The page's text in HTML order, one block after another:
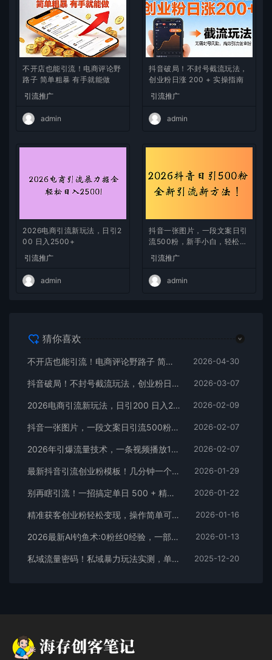
不开店也能引流！电商评论野
路子 简单粗暴 有手就能做
引流推广
admin
抖音破局！不封号截流玩法，
创业粉日涨 200 + 实操指南
引流推广
admin
2026电商引流新玩法，日引2
00 日入2500+
引流推广
admin
抖音一张图片，一段文案日引
流500粉，新手小白，轻松上
引流推广
admin
猜你喜欢
不开店也能引流！电商评论野路子 简单粗暴 有手就能做 2026-04-30
抖音破局！不封号截流玩法，创业粉日涨 200 + 实操指南 2026-03-07
2026电商引流新玩法，日引200 日入2500+ 2026-02-09
抖音一张图片，一段文案日引流500粉，新手小白，轻松上手 2026-02-07
2026年引爆流量技术，一条视频播放100W＋，无脑发，小白轻松上手 2026-02-07
最新抖音引流创业粉模板！几分钟一个视频，非常暴力，小白直接可上手操作！ 2026-01-29
别再瞎引流！一招搞定单日 500 + 精准粉，微信直接爆仓 2026-01-22
精准获客创业粉轻松变现，操作简单可放大，单日轻松3000+ 2026-01-16
2026最新AI钓鱼术:0粉丝0经验，一部手机就能开启赚钱模式 2026-01-13
私域流量密码！私域暴力玩法实测，单日 500 + 精准粉直接加满 2025-12-20